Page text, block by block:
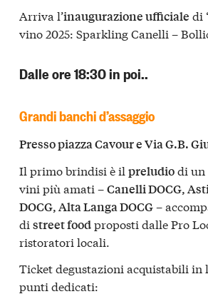
Arriva l’inaugurazione ufficiale di
vino 2025: Sparkling Canelli –
Dalle ore 18:30 in poi..
Grandi banchi d’assaggio
Presso piazza Cavour e Via G.B.
Il primo brindisi è il preludiodi un
vini più amati –Canelli DOCG,
DOCG, Alta Langa DOCG–
di street foodproposti dalle Pro
ristoratori locali.
Ticket degustazioni acquistabili in
punti dedicati: